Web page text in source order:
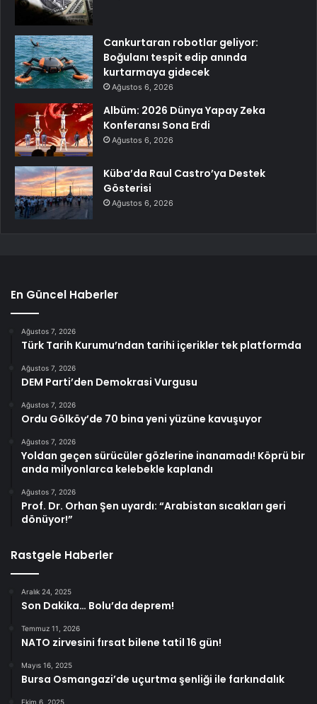
Cankurtaran robotlar geliyor:
Boğulanı tespit edip anında
kurtarmaya gidecek
Ağustos 6, 2026
Albüm: 2026 Dünya Yapay Zeka
Konferansı Sona Erdi
Ağustos 6, 2026
Küba’da Raul Castro’ya Destek
Gösterisi
Ağustos 6, 2026
En Güncel Haberler
Ağustos 7, 2026
Türk Tarih Kurumu’ndan tarihi içerikler tek platformda
Ağustos 7, 2026
DEM Parti’den Demokrasi Vurgusu
Ağustos 7, 2026
Ordu Gölköy’de 70 bina yeni yüzüne kavuşuyor
Ağustos 7, 2026
Yoldan geçen sürücüler gözlerine inanamadı! Köprü bir
anda milyonlarca kelebekle kaplandı
Ağustos 7, 2026
Prof. Dr. Orhan Şen uyardı: “Arabistan sıcakları geri
dönüyor!”
Rastgele Haberler
Aralık 24, 2025
Son Dakika… Bolu’da deprem!
Temmuz 11, 2026
NATO zirvesini fırsat bilene tatil 16 gün!
Mayıs 16, 2025
Bursa Osmangazi’de uçurtma şenliği ile farkındalık
Ekim 6, 2025